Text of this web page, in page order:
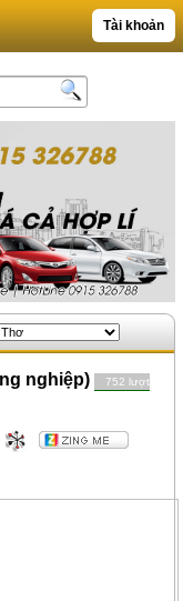
Tài khoản
nghiệp)
752 lượt